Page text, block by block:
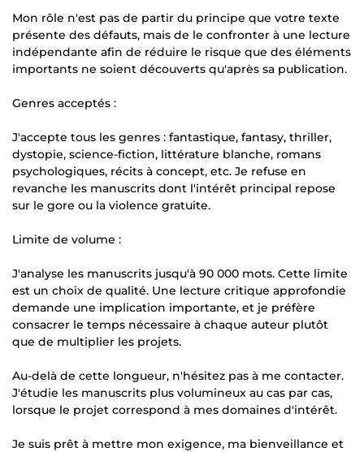
Mon rôle n'est pas de partir du principe que votre texte
présente des défauts, mais de le confronter à une lecture
indépendante afin de réduire le risque que des éléments
importants ne soient découverts qu'après sa publication.
Genres acceptés :
J'accepte tous les genres : fantastique, fantasy, thriller,
dystopie, science-fiction, littérature blanche, romans
psychologiques, récits à concept, etc. Je refuse en
revanche les manuscrits dont l'intérêt principal repose
sur le gore ou la violence gratuite.
Limite de volume :
J'analyse les manuscrits jusqu'à 90 000 mots. Cette limite
est un choix de qualité. Une lecture critique approfondie
demande une implication importante, et je préfère
consacrer le temps nécessaire à chaque auteur plutôt
que de multiplier les projets.
Au-delà de cette longueur, n'hésitez pas à me contacter.
J'étudie les manuscrits plus volumineux au cas par cas,
lorsque le projet correspond à mes domaines d'intérêt.
Je suis prêt à mettre mon exigence, ma bienveillance et